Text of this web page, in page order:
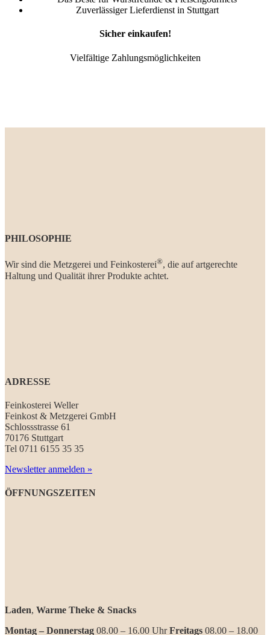
Zuverlässiger Lieferdienst in Stuttgart
Sicher einkaufen!
Vielfältige Zahlungsmöglichkeiten
PHILOSOPHIE
Wir sind die Metzgerei und Feinkosterei®, die auf artgerechte
Haltung und Qualität ihrer Produkte achtet.
ADRESSE
Feinkosterei Weller
Feinkost & Metzgerei GmbH
Schlossstrasse 61
70176 Stuttgart
Tel 0711 6155 35 35
Newsletter anmelden »
ÖFFNUNGSZEITEN
Laden, Warme Theke & Snacks
Montag – Donnerstag 08.00 – 16.00 UhrFreitags 08.00 – 18.00